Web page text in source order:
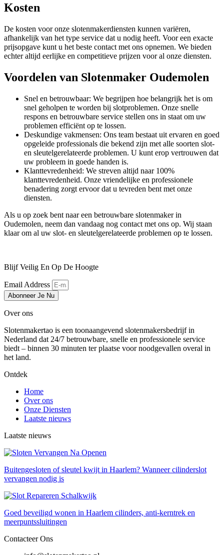
Kosten
De kosten voor onze slotenmakerdiensten kunnen variëren,
afhankelijk van het type service dat u nodig heeft. Voor een exacte
prijsopgave kunt u het beste contact met ons opnemen. We bieden
echter altijd eerlijke en competitieve prijzen voor al onze diensten.
Voordelen van Slotenmaker Oudemolen
Snel en betrouwbaar: We begrijpen hoe belangrijk het is om
snel geholpen te worden bij slotproblemen. Onze snelle
respons en betrouwbare service stellen ons in staat om uw
problemen efficiënt op te lossen.
Deskundige vakmensen: Ons team bestaat uit ervaren en goed
opgeleide professionals die bekend zijn met alle soorten slot-
en sleutelgerelateerde problemen. U kunt erop vertrouwen dat
uw probleem in goede handen is.
Klanttevredenheid: We streven altijd naar 100%
klanttevredenheid. Onze vriendelijke en professionele
benadering zorgt ervoor dat u tevreden bent met onze
diensten.
Als u op zoek bent naar een betrouwbare slotenmaker in
Oudemolen, neem dan vandaag nog contact met ons op. Wij staan
klaar om al uw slot- en sleutelgerelateerde problemen op te lossen.
Blijf Veilig En Op De Hoogte
Email Address
Abonneer Je Nu
Over ons
Slotenmakertao is een toonaangevend slotenmakersbedrijf in
Nederland dat 24/7 betrouwbare, snelle en professionele service
biedt – binnen 30 minuten ter plaatse voor noodgevallen overal in
het land.
Ontdek
Home
Over ons
Onze Diensten
Laatste nieuws
Laatste nieuws
Buitengesloten of sleutel kwijt in Haarlem? Wanneer cilinderslot
vervangen nodig is
Goed beveiligd wonen in Haarlem cilinders, anti-kerntrek en
meerpuntssluitingen
Contacteer Ons